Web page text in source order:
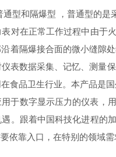
通型和隔爆型 ，普通型的是
对在正常工作过程中由于
着隔爆接合面的微小缝隙
表数据采集、记忆、测量
食品卫生行业。本产品是
数字显示压力的仪表，用
。跟着中国科技化进程的
依靠入口，在特别的领域